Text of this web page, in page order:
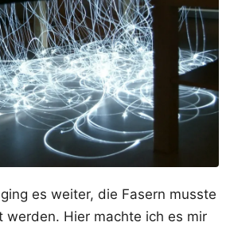
es weiter, die Fasern musste
werden. Hier machte ich es mir